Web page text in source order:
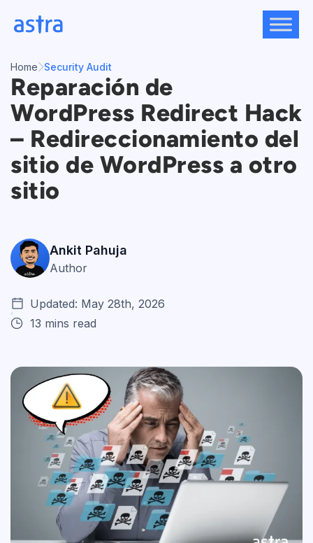
Home Security Audit
Reparación de
WordPress Redirect Hack
– Redireccionamiento del
sitio de WordPress a otro
sitio
Ankit Pahuja
Author
Updated: May 28th, 2026
13 mins read